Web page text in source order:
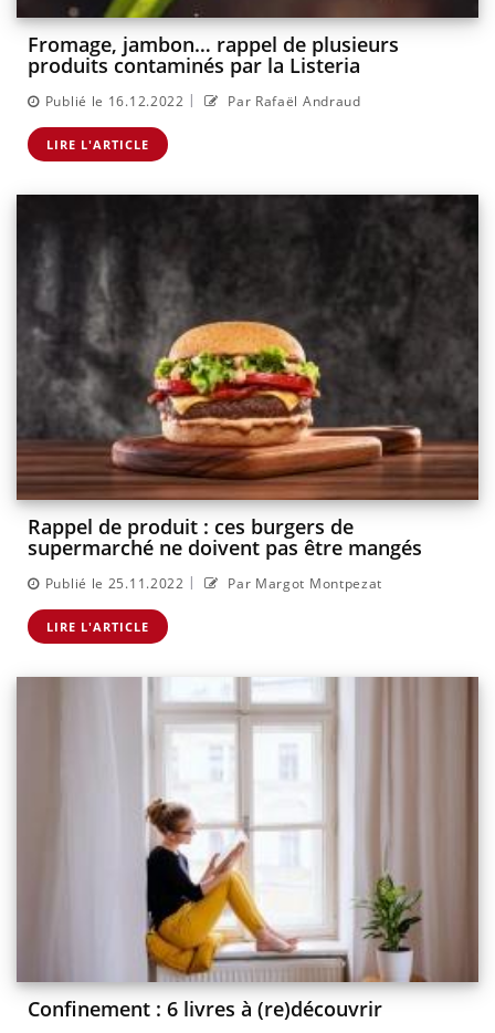
Fromage, jambon… rappel de plusieurs
produits contaminés par la Listeria
Publié le 16.12.2022 | Par Rafaël Andraud
LIRE L'ARTICLE
​​Rappel de produit : ces burgers de
supermarché ne doivent pas être mangés
Publié le 25.11.2022 | Par Margot Montpezat
LIRE L'ARTICLE
Confinement : 6 livres à (re)découvrir